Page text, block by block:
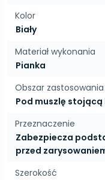
Kolor
Biały
Materiał wykonania
Pianka
Obszar zastosowania
Pod muszlę
Przeznaczenie
Zabezpiecza
przed
Szerokość